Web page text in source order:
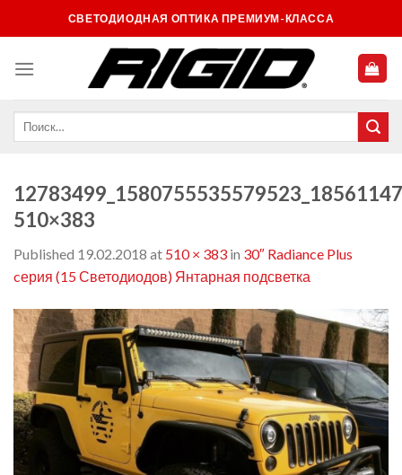
to
СВЕТОДИОДНАЯ ОПТИКА ПРЕМИУМ-КЛАССА
510×383
Published 19.02.2018 at 510 × 383 in 30″ Radiance Plus
cерия (15 Светодиодов) Янтарная подсветка